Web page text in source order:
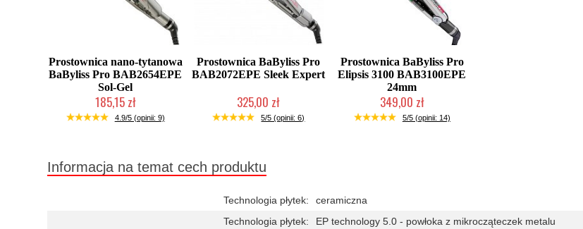
Prostownica nano-tytanowa
BaByliss Pro BAB2654EPE
Sol-Gel
185,15 zł
Chwilowo niedostępny
4.9/5 (opinii: 9)
Prostownica BaByliss Pro
BAB2072EPE Sleek Expert
325,00 zł
Chwilowo niedostępny
5/5 (opinii: 6)
Prostownica BaByliss Pro
Elipsis 3100 BAB3100EPE
24mm
349,00 zł
Duża ilość (wysyłka w 24h)
5/5 (opinii: 14)
Informacja na temat cech produktu
Technologia płytek:
ceramiczna
Technologia płytek:
EP technology 5.0 - powłoka z mikrocząteczek metalu